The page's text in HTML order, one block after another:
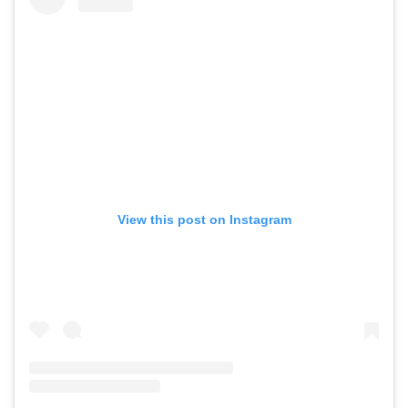
View this post on Instagram